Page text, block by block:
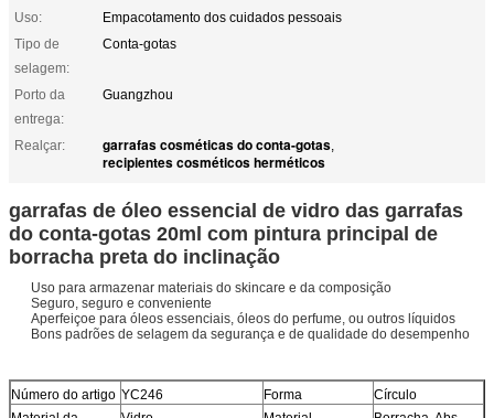
Uso:
Empacotamento dos cuidados pessoais
Tipo de
selagem:
Conta-gotas
Porto da
entrega:
Guangzhou
Realçar: garrafas cosméticas do conta-gotas,
recipientes cosméticos herméticos
garrafas de óleo essencial de vidro das garrafas
do conta-gotas 20ml com pintura principal de
borracha preta do inclinação
Uso para armazenar materiais do skincare e da composição
Seguro, seguro e conveniente
Aperfeiçoe para óleos essenciais, óleos do perfume, ou outros líquidos
Bons padrões de selagem da segurança e de qualidade do desempenho
Número do artigo YC246 Forma
Círculo